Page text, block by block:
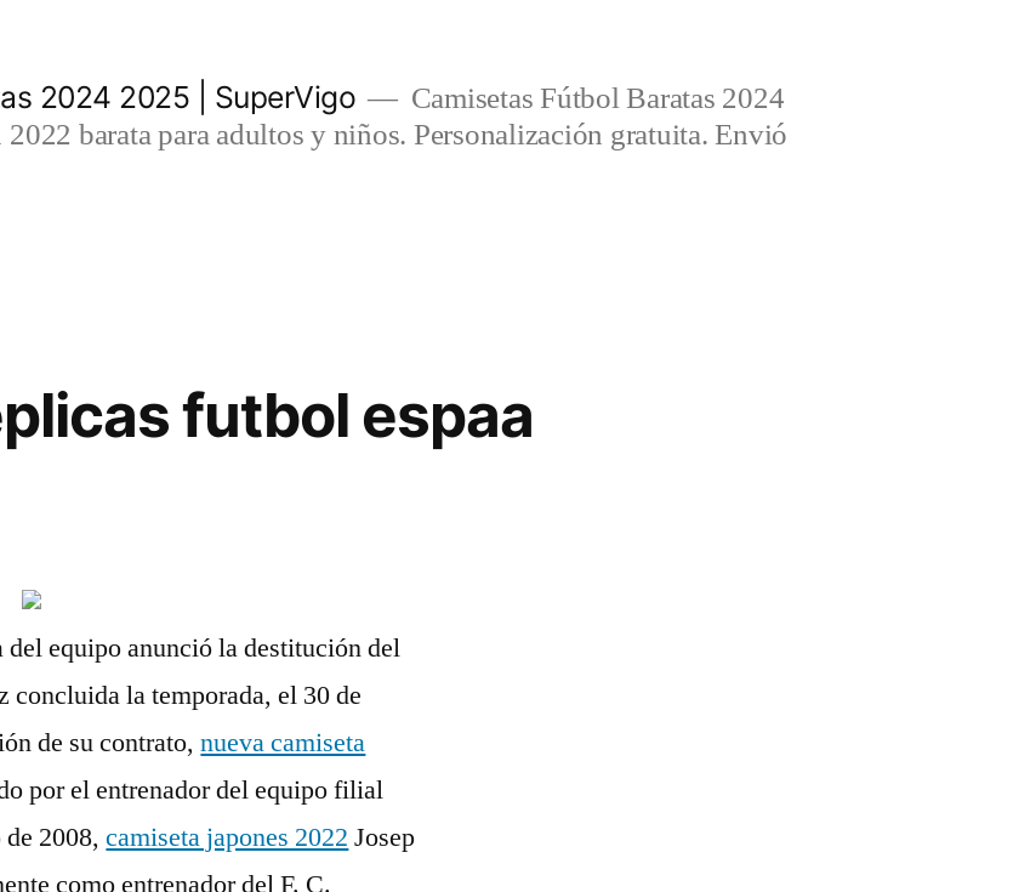
2024 2025 | SuperVigo
Camisetas Fútbol Baratas 2024
barata para adultos y niños. Personalización gratuita. Envió
futbol espaa
equipo anunció la destitución del
concluida la temporada, el 30 de
de su contrato,nueva camiseta
por el entrenador del equipo filial
de 2008,camiseta japones 2022 Josep
como entrenador del F. C.